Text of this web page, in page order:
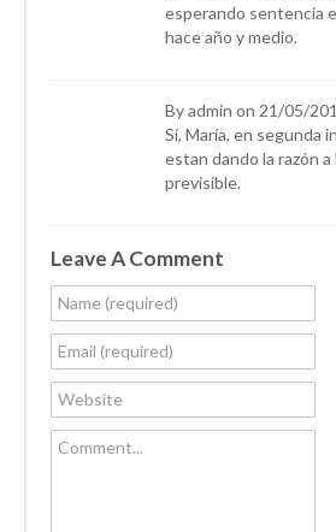
esperando sentencia
hace año y medio.
By admin on 21/05/
Sí, María, en segunda
estan dando la razón
previsible.
Leave A Comment
Name (required)
Email (required)
Website
Comment...